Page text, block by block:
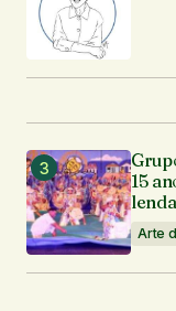
Enviar
15
Arte